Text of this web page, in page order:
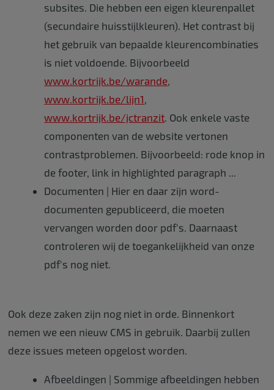
subsites. Die hebben een eigen kleurenpallet
(secundaire huisstijlkleuren). Het contrast bij
het gebruik van bepaalde kleurencombinaties
is niet voldoende. Bijvoorbeeld
www.kortrijk.be/warande
www.kortrijk.be/lijn1
www.kortrijk.be/jctranzit . Ook enkele vaste
componenten van de website vertonen
contrastproblemen. Bijvoorbeeld: rode knop in
de footer, link in highlighted paragraph ...
Documenten | Hier en daar zijn word-
documenten gepubliceerd, die moeten
vervangen worden door pdf's. Daarnaast
controleren wij de toegankelijkheid van onze
pdf's nog niet.
Ook deze zaken zijn nog niet in orde. Binnenkort
nemen we een nieuw CMS in gebruik. Daarbij zullen
deze issues meteen opgelost worden.
Afbeeldingen | Sommige afbeeldingen hebben